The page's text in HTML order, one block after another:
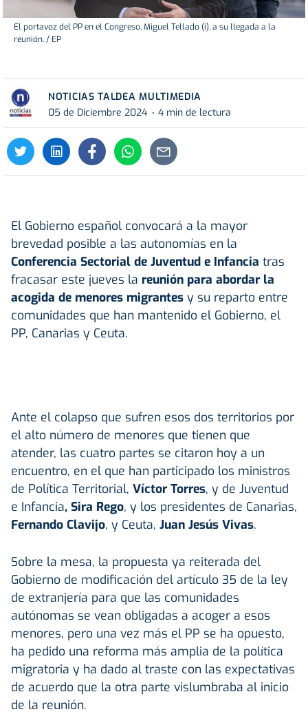
El portavoz del PP en el Congreso, Miguel Tellado (i), a su llegada a la
reunión. / EP
NOTICIAS TALDEA MULTIMEDIA
05 de Diciembre 2024
4 min de lectura
El Gobierno español convocará a la mayor
brevedad posible a las autonomías en la
Conferencia Sectorial de Juventud e Infancia tras
fracasar este jueves la reunión para abordar la
acogida de menores migrantes y su reparto entre
comunidades que han mantenido el Gobierno, el
PP, Canarias y Ceuta.
Ante el colapso que sufren esos dos territorios por
el alto número de menores que tienen que
atender, las cuatro partes se citaron hoy a un
encuentro, en el que han participado los ministros
de Política Territorial, Víctor Torres, y de Juventud
e Infancia, Sira Rego, y los presidentes de Canarias,
Fernando Clavijo, y Ceuta, Juan Jesús Vivas.
Sobre la mesa, la propuesta ya reiterada del
Gobierno de modificación del artículo 35 de la ley
de extranjería para que las comunidades
autónomas se vean obligadas a acoger a esos
menores, pero una vez más el PP se ha opuesto,
ha pedido una reforma más amplia de la política
migratoria y ha dado al traste con las expectativas
de acuerdo que la otra parte vislumbraba al inicio
de la reunión.